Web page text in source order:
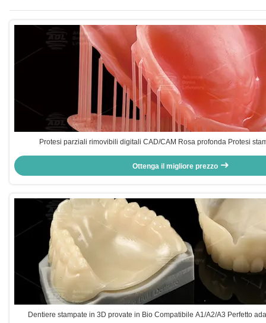
Protesi parziali rimovibili digitali CAD/CAM Rosa profonda Protesi
Ottenga il migliore prezzo
Dentiere stampate in 3D provate in Bio Compatibile A1/A2/A3 Perfetto